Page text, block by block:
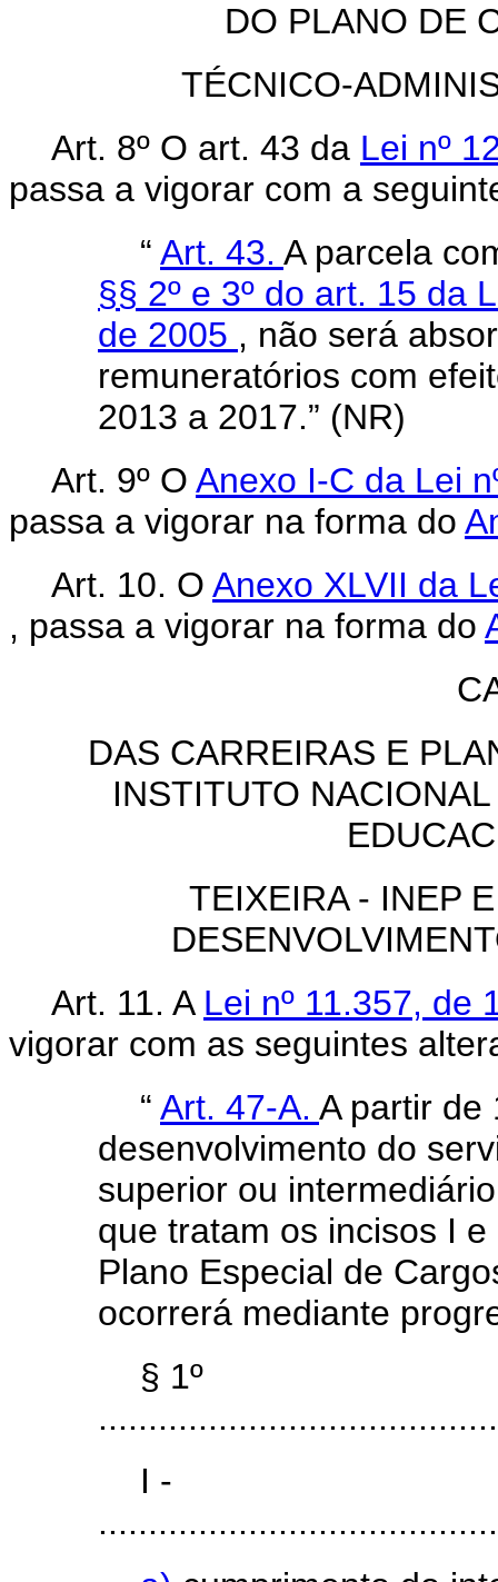
DO PLANO DE
TÉCNICO-
Art. 8º O art. 43 da Lei nº
passa a vigorar com a
“ Art. 43. A parcela
§§ 2º e 3º do art. 15 da
de 2005 , não será
remuneratórios com
2013 a 2017.” (NR)
Art. 9º O Anexo I-C da Lei
passa a vigorar na forma do
Art. 10. O Anexo XLVII da
, passa a vigorar na forma do
DAS CARREIRAS E
INSTITUTO
TEIXEIRA - INEP
Art. 11. A Lei nº 11.357, de
vigorar com as seguintes
“ Art. 47-A. A partir de
desenvolvimento do
superior ou
que tratam os incisos I
Plano Especial de
ocorrerá mediante
§ 1º
I -